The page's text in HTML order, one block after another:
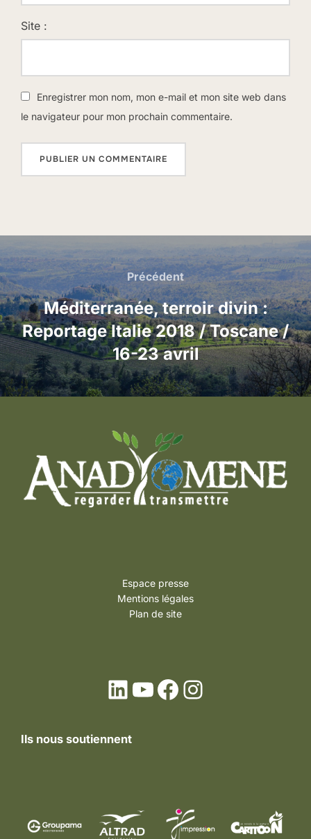
Site :
Enregistrer mon nom, mon e-mail et mon site web dans
le navigateur pour mon prochain commentaire.
Navigation
de
l’article
Précédent
Précédent
Méditerranée, terroir divin :
Reportage Italie 2018 / Toscane /
16-23 avril
Espace presse
Mentions légales
Plan de site
LinkedIn
YouTube
Facebook
Instagram
Ils nous soutiennent